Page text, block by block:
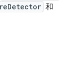
和